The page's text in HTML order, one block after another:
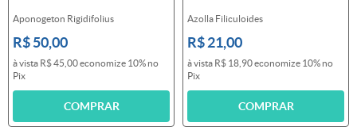
Aponogeton Rigidifolius
R$ 50,00
à vista R$ 45,00economize 10% no
Pix
COMPRAR
Azolla Filiculoides
R$ 21,00
à vista R$ 18,90economize 10% no
Pix
COMPRAR